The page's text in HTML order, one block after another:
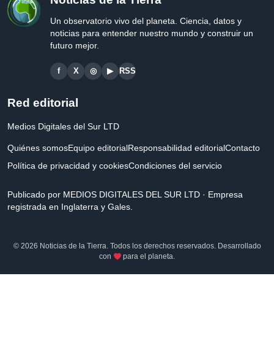
Un observatorio vivo del planeta. Ciencia, datos y
noticias para entender nuestro mundo y construir un
futuro mejor.
f X ◎ ▶ RSS
Red editorial
Medios Digitales del Sur LTD
Quiénes somosEquipo editorialResponsabilidad editorialContacto
Política de privacidad y cookiesCondiciones del servicio
Publicado por MEDIOS DIGITALES DEL SUR LTD · Empresa
registrada en Inglaterra y Gales.
© 2026 Noticias de la Tierra. Todos los derechos reservados. Desarrollado
con
para el planeta.